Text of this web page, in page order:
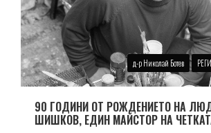
д-р Николай Ботев
90 ГОДИНИ ОТ РОЖДЕНИЕТО НА
ШИШКОВ, ЕДИН МАЙСТОР НА